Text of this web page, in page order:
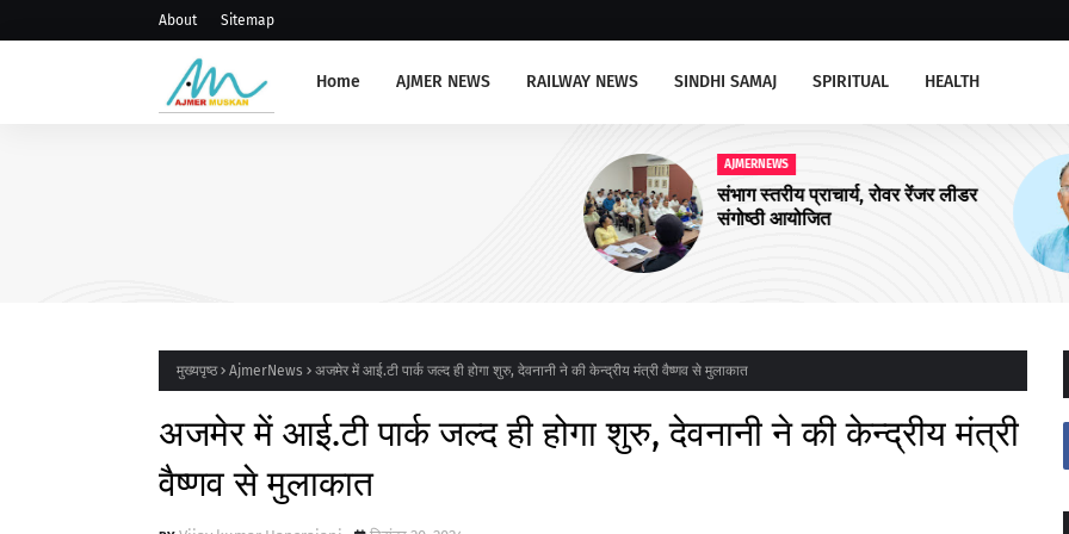
About Sitemap
Home AJMER NEWS RAILWAY NEWS SINDHI SAMAJ SPIRITUAL HEALTH
AJMERNEWS
अजमेर उत्तर को चार और आयुष्मान शहरी
आरोग्य मंदिरों की सौगात
मुख्यपृष्ठ AjmerNews अजमेर में आई.टी पार्क जल्द ही होगा शुरु, देवनानी ने की केन्द्रीय मंत्री वैष्णव से मुलाकात
अजमेर में आई.टी पार्क जल्द ही होगा शुरु, देवनानी ने की केन्द्रीय मंत्री
वैष्णव से मुलाकात